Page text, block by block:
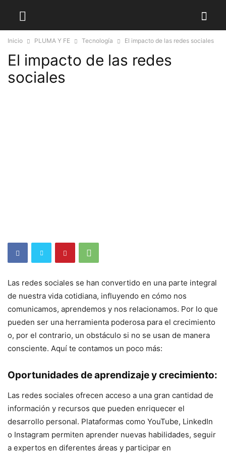
Inicio PLUMA Y FE Tecnología El impacto de las redes sociales
El impacto de las redes
sociales
Las redes sociales se han convertido en una parte integral
de nuestra vida cotidiana, influyendo en cómo nos
comunicamos, aprendemos y nos relacionamos. Por lo que
pueden ser una herramienta poderosa para el crecimiento
o, por el contrario, un obstáculo si no se usan de manera
consciente. Aquí te contamos un poco más:
Oportunidades de aprendizaje y crecimiento:
Las redes sociales ofrecen acceso a una gran cantidad de
información y recursos que pueden enriquecer el
desarrollo personal. Plataformas como YouTube, LinkedIn
o Instagram permiten aprender nuevas habilidades, seguir
a expertos en diferentes áreas y participar en